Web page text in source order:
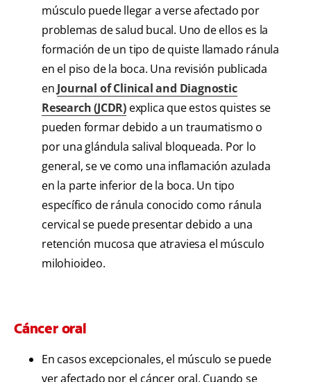
músculo puede llegar a verse afectado por
problemas de salud bucal. Uno de ellos es la
formación de un tipo de quiste llamado ránula
en el piso de la boca. Una revisión publicada
en Journal of Clinical and Diagnostic
Research (JCDR) explica que estos quistes se
pueden formar debido a un traumatismo o
por una glándula salival bloqueada. Por lo
general, se ve como una inflamación azulada
en la parte inferior de la boca. Un tipo
específico de ránula conocido como ránula
cervical se puede presentar debido a una
retención mucosa que atraviesa el músculo
milohioideo.
Cáncer oral
En casos excepcionales, el músculo se puede
ver afectado por el cáncer oral. Cuando se